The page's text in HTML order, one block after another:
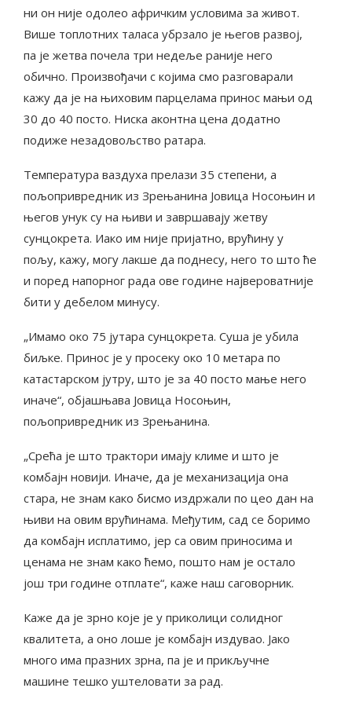
ни он није одолео афричким условима за живот.
Више топлотних таласа убрзало је његов развој,
па је жетва почела три недеље раније него
обично. Произвођачи с којима смо разговарали
кажу да је на њиховим парцелама принос мањи од
30 до 40 посто. Ниска аконтна цена додатно
подиже незадовољство ратара.
Температура ваздуха прелази 35 степени, а
пољопривредник из Зрењанина Јовица Носоњин и
његов унук су на њиви и завршавају жетву
сунцокрета. Иако им није пријатно, врућину у
пољу, кажу, могу лакше да поднесу, него то што ће
и поред напорног рада ове године највероватније
бити у дебелом минусу.
„Имамо око 75 јутара сунцокрета. Суша је убила
биљке. Принос је у просеку око 10 метара по
катастарском јутру, што је за 40 посто мање него
иначе“, објашњава Јовица Носоњин,
пољопривредник из Зрењанина.
„Срећа је што трактори имају климе и што је
комбајн новији. Иначе, да је механизација она
стара, не знам како бисмо издржали по цео дан на
њиви на овим врућинама. Међутим, сад се боримо
да комбајн исплатимо, јер са овим приносима и
ценама не знам како ћемо, пошто нам је остало
још три године отплате“, каже наш саговорник.
Каже да је зрно које је у приколици солидног
квалитета, а оно лоше је комбајн издувао. Јако
много има празних зрна, па је и прикључне
машине тешко уштеловати за рад.